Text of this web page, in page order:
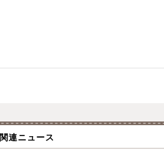
関連ニュース